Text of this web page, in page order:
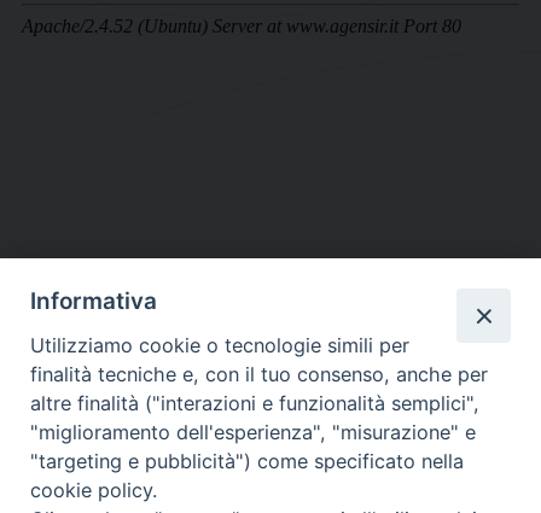
DIOCESI SUBURBICARIA DI ALBANO
Contatti:Tel.: 06.93268401 - Fax.: 06.9323844
E-mail:curia@diocesidialbano.it
Orari: dal Lunedì al Venerdì Ore: 9:00 - 13:00
Informativa
Utilizziamo cookie o tecnologie simili per
finalità tecniche e, con il tuo consenso, anche per
altre finalità ("interazioni e funzionalità semplici",
"miglioramento dell'esperienza", "misurazione" e
"targeting e pubblicità") come specificato nella
cookie policy.